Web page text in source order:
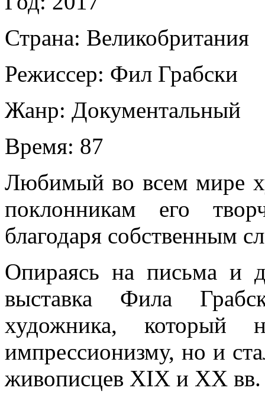
Страна: Великобритания
Режиссер: Фил Грабски
Жанр: Документальный
Время: 87
Любимый во всем мире
поклонникам его
благодаря собственным
Опираясь на письма и
выставка Фила
художника, который
импрессионизму, но и
живописцев XIX и XX вв.